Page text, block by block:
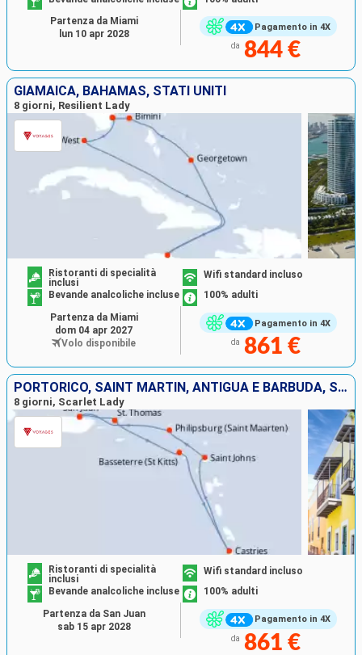
Pagamento in 4X
da 844 €
Partenza da Miami
lun 10 apr 2028
GIAMAICA, BAHAMAS, STATI UNITI
8 giorni, Resilient Lady
Pagamento in 4X
Ristoranti di specialità
inclusi
Wifi standard incluso
Bevande analcoliche incluse
100% adulti
da 861 €
Partenza da Miami
dom 04 apr 2027
Volo disponibile
PORTORICO, SAINT MARTIN, ANTIGUA E BARBUDA, SANTA LUCIA, SAN CRISTOFORO E NEVIS, SAINT THOMAS
8 giorni, Scarlet Lady
Pagamento in 4X
Ristoranti di specialità
inclusi
Wifi standard incluso
Bevande analcoliche incluse
100% adulti
da 861 €
Partenza da San Juan
sab 15 apr 2028